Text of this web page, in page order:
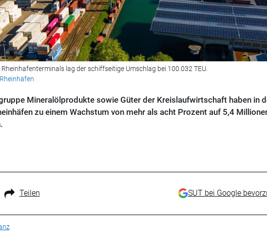
lag der schiffseitige Umschlag bei 100.032 TEU.
Mineralölprodukte sowie Güter der Kreislaufwirtschaft haben in
zu einem Wachstum von mehr als acht Prozent auf 5,4
Teilen SUT bei Google